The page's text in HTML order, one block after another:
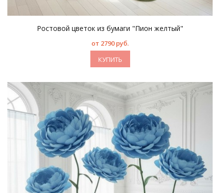
Ростовой цветок из бумаги "Пион желтый"
от 2790 руб.
КУПИТЬ